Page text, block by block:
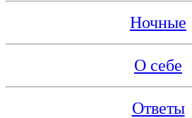
Ночные
О себе
Ответы